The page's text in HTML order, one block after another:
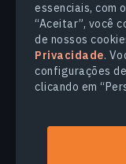
essenciais, com
“Aceitar”, você
de nossos
Privacidade.
configurações
clicando em
COMPANHIA
EXPLORE